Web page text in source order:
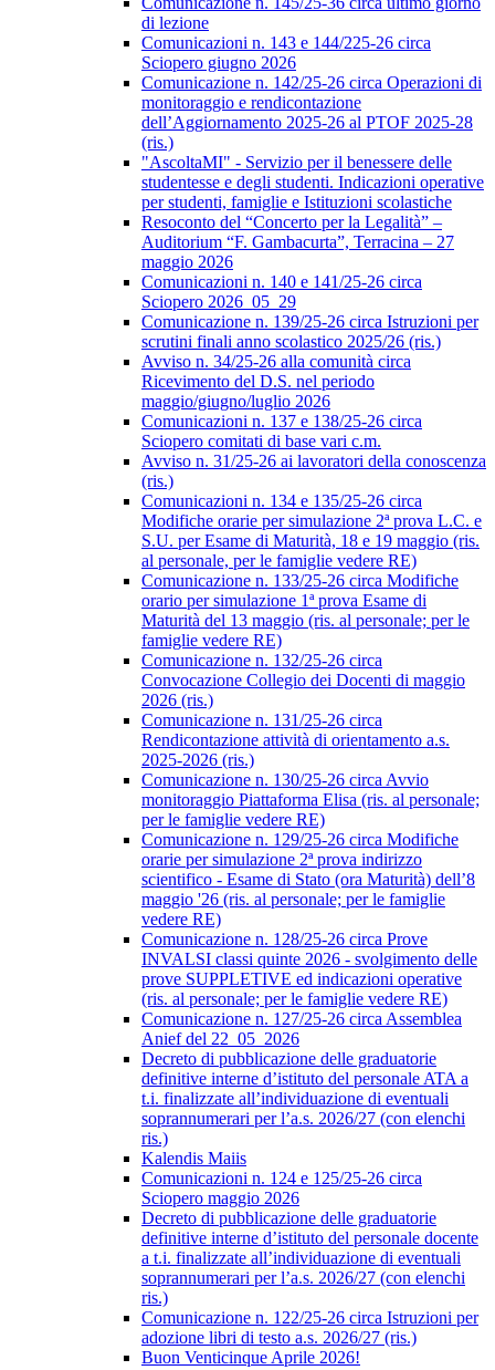
di lezione
Comunicazioni n. 143 e 144/225-26 circa
Sciopero giugno 2026
Comunicazione n. 142/25-26 circa Operazioni di
monitoraggio e rendicontazione
dell’Aggiornamento 2025-26 al PTOF 2025-28
(ris.)
"AscoltaMI" - Servizio per il benessere delle
studentesse e degli studenti. Indicazioni operative
per studenti, famiglie e Istituzioni scolastiche
Resoconto del “Concerto per la Legalità” –
Auditorium “F. Gambacurta”, Terracina – 27
maggio 2026
Comunicazioni n. 140 e 141/25-26 circa
Sciopero 2026_05_29
Comunicazione n. 139/25-26 circa Istruzioni per
scrutini finali anno scolastico 2025/26 (ris.)
Avviso n. 34/25-26 alla comunità circa
Ricevimento del D.S. nel periodo
maggio/giugno/luglio 2026
Comunicazioni n. 137 e 138/25-26 circa
Sciopero comitati di base vari c.m.
Avviso n. 31/25-26 ai lavoratori della conoscenza
(ris.)
Comunicazioni n. 134 e 135/25-26 circa
Modifiche orarie per simulazione 2ª prova L.C. e
S.U. per Esame di Maturità, 18 e 19 maggio (ris.
al personale, per le famiglie vedere RE)
Comunicazione n. 133/25-26 circa Modifiche
orario per simulazione 1ª prova Esame di
Maturità del 13 maggio (ris. al personale; per le
famiglie vedere RE)
Comunicazione n. 132/25-26 circa
Convocazione Collegio dei Docenti di maggio
2026 (ris.)
Comunicazione n. 131/25-26 circa
Rendicontazione attività di orientamento a.s.
2025-2026 (ris.)
Comunicazione n. 130/25-26 circa Avvio
monitoraggio Piattaforma Elisa (ris. al personale;
per le famiglie vedere RE)
Comunicazione n. 129/25-26 circa Modifiche
orarie per simulazione 2ª prova indirizzo
scientifico - Esame di Stato (ora Maturità) dell’8
maggio '26 (ris. al personale; per le famiglie
vedere RE)
Comunicazione n. 128/25-26 circa Prove
INVALSI classi quinte 2026 - svolgimento delle
prove SUPPLETIVE ed indicazioni operative
(ris. al personale; per le famiglie vedere RE)
Comunicazione n. 127/25-26 circa Assemblea
Anief del 22_05_2026
Decreto di pubblicazione delle graduatorie
definitive interne d’istituto del personale ATA a
t.i. finalizzate all’individuazione di eventuali
soprannumerari per l’a.s. 2026/27 (con elenchi
ris.)
Kalendis Maiis
Comunicazioni n. 124 e 125/25-26 circa
Sciopero maggio 2026
Decreto di pubblicazione delle graduatorie
definitive interne d’istituto del personale docente
a t.i. finalizzate all’individuazione di eventuali
soprannumerari per l’a.s. 2026/27 (con elenchi
ris.)
Comunicazione n. 122/25-26 circa Istruzioni per
adozione libri di testo a.s. 2026/27 (ris.)
Buon Venticinque Aprile 2026!